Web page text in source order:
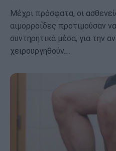
Μέχρι πρόσφατα, οι
αιμορροΐδες προτιμούσαν
συντηρητικά μέσα, για την
χειρουργηθούν.…